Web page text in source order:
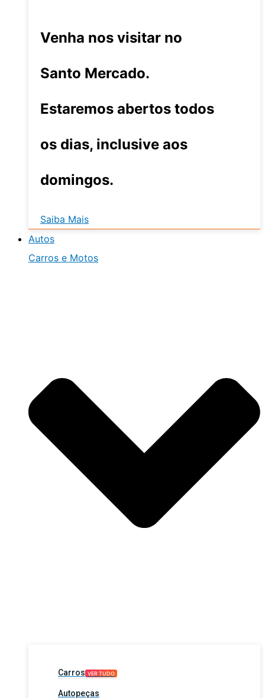
Venha nos visitar no
Santo Mercado.
Estaremos abertos todos
os dias, inclusive aos
domingos.
Saiba Mais
Autos
Carros e Motos
Carros VER TUDO
Autopeças